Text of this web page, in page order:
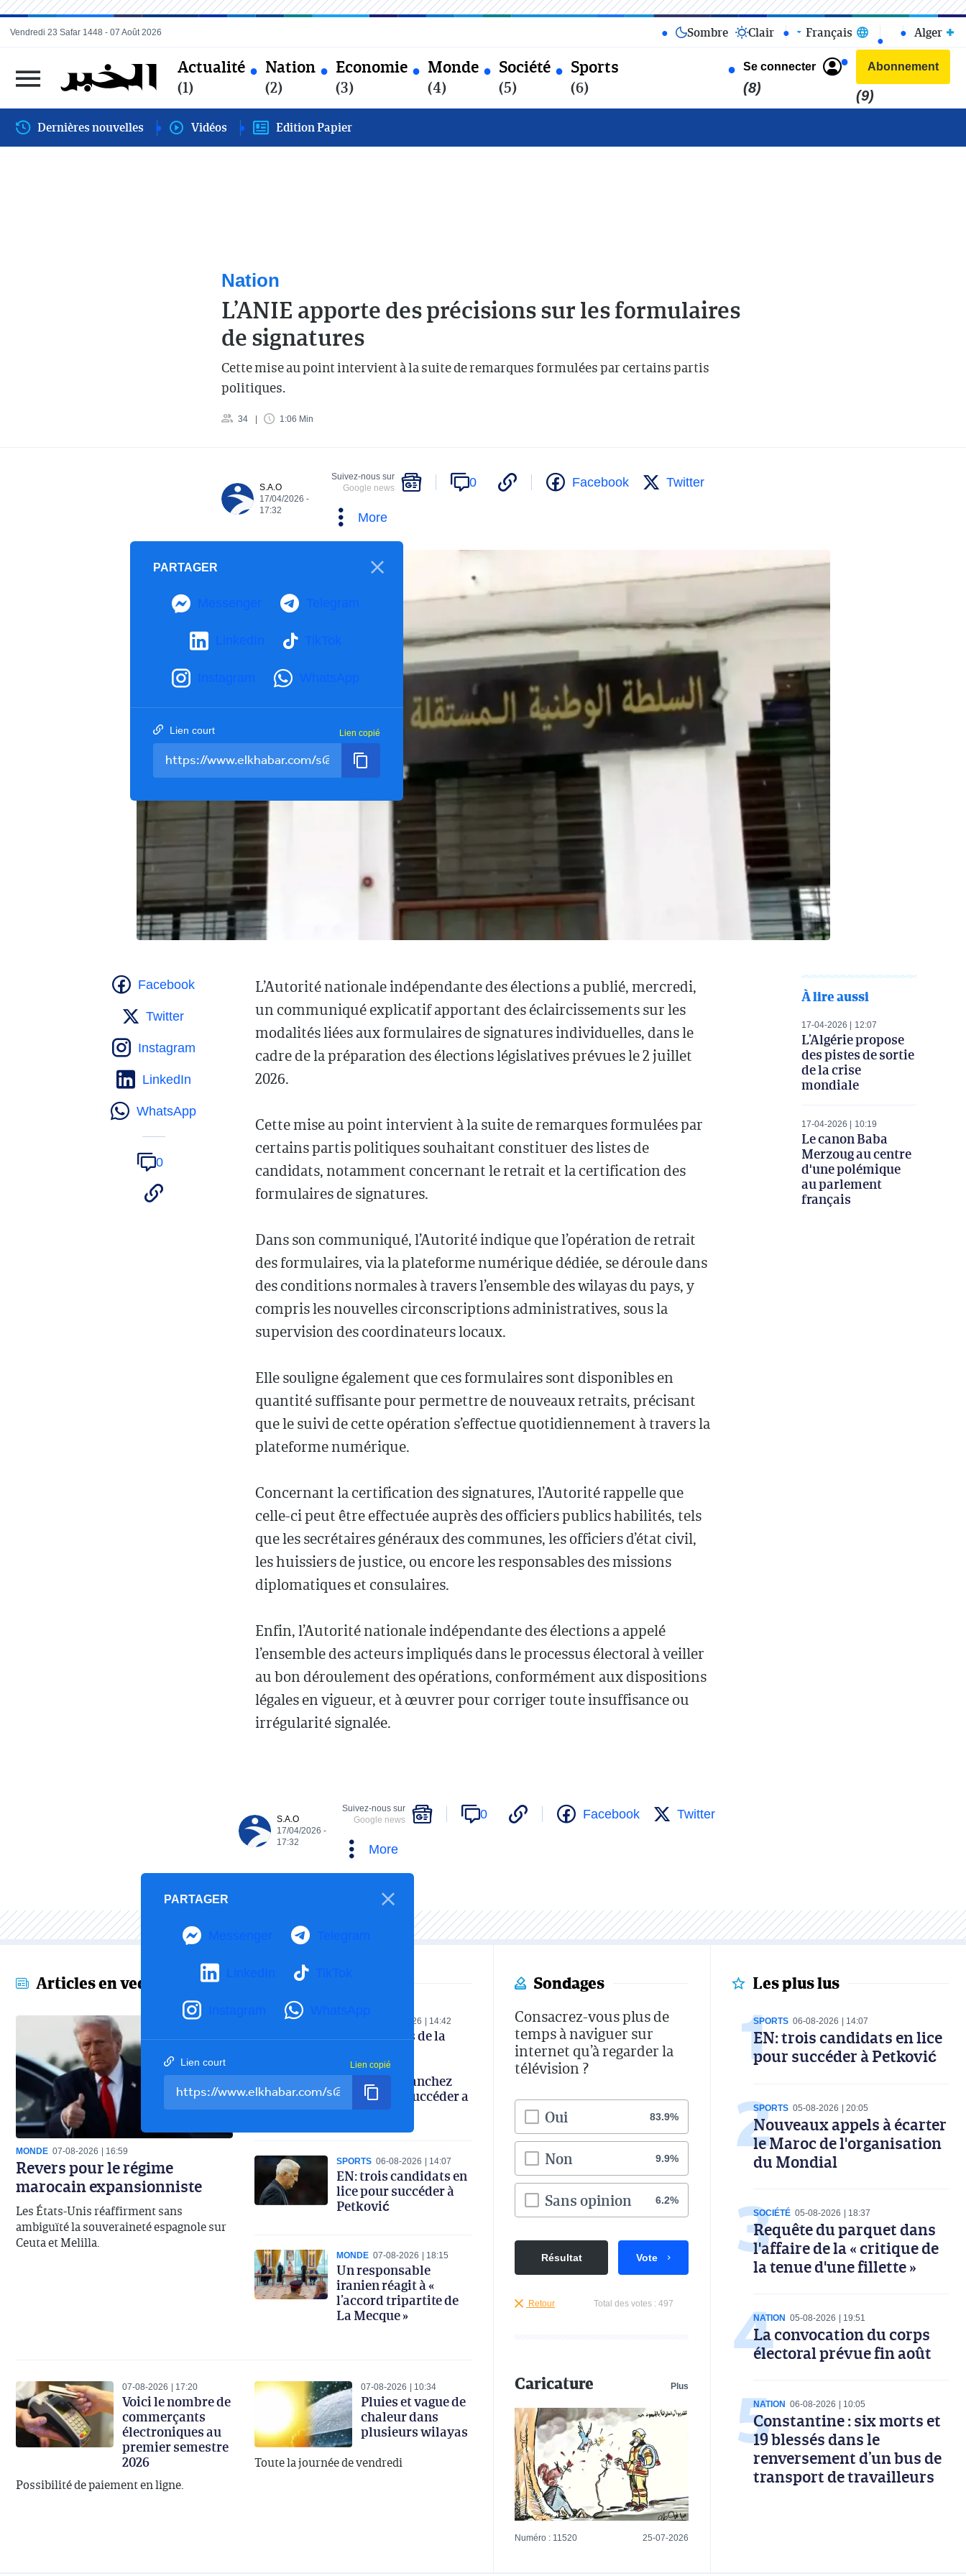
Actualité
(1)
Nation
(2)
Economie
(3)
Monde
(4)
Société
(5)
Sports
(6)
Se connecter
(8)
Abonnement
(9)
Vendredi 23 Safar 1448 - 07 Août 2026 Sombre Clair Français Alger
Dernières nouvelles Vidéos Edition Papier
Nation
L’ANIE apporte des précisions sur les formulaires
de signatures
Cette mise au point intervient à la suite de remarques formulées par certains partis
politiques.
34 1:06 Min
S.A.O
17/04/2026 -
17:32
Suivez-nous sur
Google news
0 Facebook Twitter
More
PARTAGER
Messenger Telegram
LinkedIn TikTok
Instagram WhatsApp
Lien court Lien copié
L’Autorité nationale indépendante des élections a publié, mercredi,
un communiqué explicatif apportant des éclaircissements sur les
modalités liées aux formulaires de signatures individuelles, dans le
cadre de la préparation des élections législatives prévues le 2 juillet
2026.
Cette mise au point intervient à la suite de remarques formulées par
certains partis politiques souhaitant constituer des listes de
candidats, notamment concernant le retrait et la certification des
formulaires de signatures.
Dans son communiqué, l’Autorité indique que l’opération de retrait
des formulaires, via la plateforme numérique dédiée, se déroule dans
des conditions normales à travers l’ensemble des wilayas du pays, y
compris les nouvelles circonscriptions administratives, sous la
supervision des coordinateurs locaux.
Elle souligne également que ces formulaires sont disponibles en
quantité suffisante pour permettre de nouveaux retraits, précisant
que le suivi de cette opération s’effectue quotidiennement à travers la
plateforme numérique.
Concernant la certification des signatures, l’Autorité rappelle que
celle-ci peut être effectuée auprès des officiers publics habilités, tels
que les secrétaires généraux des communes, les officiers d’état civil,
les huissiers de justice, ou encore les responsables des missions
diplomatiques et consulaires.
Enfin, l’Autorité nationale indépendante des élections a appelé
l’ensemble des acteurs impliqués dans le processus électoral à veiller
au bon déroulement des opérations, conformément aux dispositions
légales en vigueur, et à œuvrer pour corriger toute insuffisance ou
irrégularité signalée.
Facebook
Twitter
Instagram
LinkedIn
WhatsApp
0
À lire aussi
17-04-2026 12:07
L’Algérie propose
des pistes de sortie
de la crise
mondiale
17-04-2026 10:19
Le canon Baba
Merzoug au centre
d'une polémique
au parlement
français
S.A.O
17/04/2026 -
17:32
Suivez-nous sur
Google news
0 Facebook Twitter
More
PARTAGER
Messenger Telegram
LinkedIn TikTok
Instagram WhatsApp
Lien court Lien copié
Articles en vedette
MONDE 07-08-2026 16:59
Revers pour le régime
marocain expansionniste
Les États-Unis réaffirment sans
ambiguïté la souveraineté espagnole sur
Ceuta et Melilla.
07-08-2026 14:42
Les coulisses de la
commission
technique : Sanchez
favori pour succéder a
Petkovic
SPORTS 06-08-2026 14:07
EN: trois candidats en
lice pour succéder à
Petković
MONDE 07-08-2026 18:15
Un responsable
iranien réagit à «
l’accord tripartite de
La Mecque »
07-08-2026 17:20
Voici le nombre de
commerçants
électroniques au
premier semestre
2026
Possibilité de paiement en ligne.
07-08-2026 10:34
Pluies et vague de
chaleur dans
plusieurs wilayas
Toute la journée de vendredi
Sondages
Consacrez-vous plus de
temps à naviguer sur
internet qu’à regarder la
télévision ?
Oui 83.9%
Non 9.9%
Sans opinion 6.2%
Résultat Vote
Retour Total des votes : 497
Caricature Plus
Numéro : 11520 25-07-2026
Les plus lus
SPORTS 06-08-2026 14:07
EN: trois candidats en lice
pour succéder à Petković
SPORTS 05-08-2026 20:05
Nouveaux appels à écarter
le Maroc de l'organisation
du Mondial
SOCIÉTÉ 05-08-2026 18:37
Requête du parquet dans
l'affaire de la « critique de
la tenue d'une fillette »
NATION 05-08-2026 19:51
La convocation du corps
électoral prévue fin août
NATION 06-08-2026 10:05
Constantine : six morts et
19 blessés dans le
renversement d’un bus de
transport de travailleurs